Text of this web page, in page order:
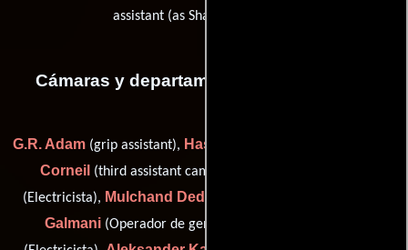
assistant (as Shailendar Singh))
Cámaras y departamento de electricidad
G.R. Adam (grip assistant), Hassan Ali
Corneil (third assistant camera),
(Electricista), Mulchand Dedhia
Galmani(Operador de generador),